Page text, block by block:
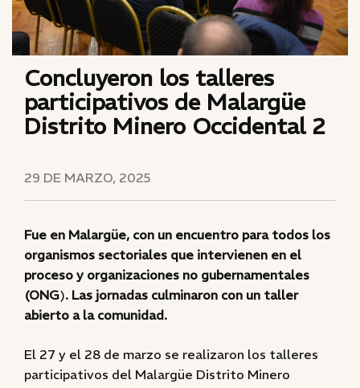
Concluyeron los talleres
participativos de Malargüe
Distrito Minero Occidental 2
29 DE MARZO, 2025
Fue en Malargüe, con un encuentro para todos los
organismos sectoriales que intervienen en el
proceso y organizaciones no gubernamentales
(ONG). Las jornadas culminaron con un taller
abierto a la comunidad.
El 27 y el 28 de marzo se realizaron los talleres
participativos del Malargüe Distrito Minero